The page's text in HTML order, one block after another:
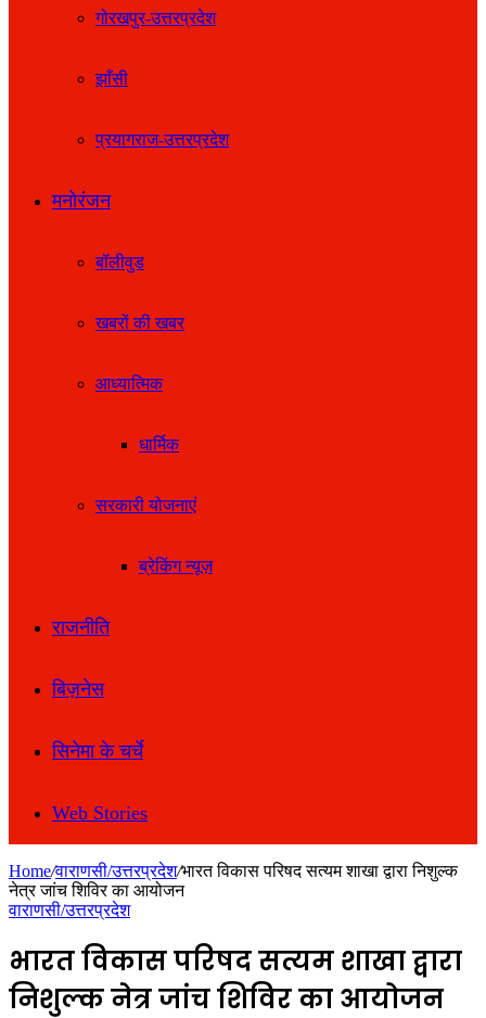
गोरखपुर-उत्तरप्रदेश
झाँसी
प्रयागराज-उत्तरप्रदेश
मनोरंजन
बॉलीवुड
खबरों की खबर
आध्यात्मिक
धार्मिक
सरकारी योजनाएं
ब्रेकिंग न्यूज़
राजनीति
बिज़नेस
सिनेमा के चर्चे
Web Stories
Home/वाराणसी/उत्तरप्रदेश/भारत विकास परिषद सत्यम शाखा द्वारा निशुल्क
नेत्र जांच शिविर का आयोजन
वाराणसी/उत्तरप्रदेश
भारत विकास परिषद सत्यम शाखा द्वारा
निशुल्क नेत्र जांच शिविर का आयोजन